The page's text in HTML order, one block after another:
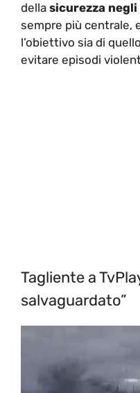
della sicurezza
sempre più centrale,
l’obiettivo sia di
evitare episodi
Tagliente a
salvaguardato”